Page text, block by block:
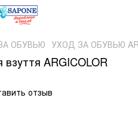
ОБУВЬЮ УХОД ЗА ОБУВЬЮ
ARGICOLOR
отзыв